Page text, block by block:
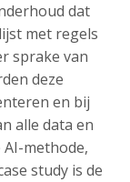
dat
met regels
sprake van
deze
en bij
alle data en
methode,
study is de